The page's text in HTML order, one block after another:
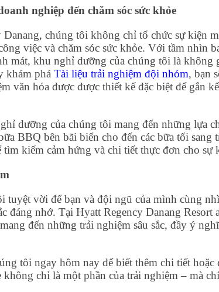
nghiệp đến chăm sóc sức khỏe
Danang, chúng tôi không chỉ tổ chức sự kiện
việc và chăm sóc sức khỏe. Với tầm nhìn
mát, khu nghỉ dưỡng của chúng tôi là không
khám phá Tài liệu trải nghiệm đội nhóm, bạn
văn hóa được được thiết kế đặc biệt để gắn
dưỡng của chúng tôi mang đến những lựa
BBQ bên bãi biển cho đến các bữa tối sang
tìm kiếm cảm hứng và chi tiết thực đơn cho sự
tuyệt vời để bạn và đội ngũ của mình cùng
đáng nhớ. Tại Hyatt Regency Danang Resort
đến những trải nghiệm sâu sắc, đầy ý
tôi ngay hôm nay để biết thêm chi tiết
không chỉ là một phần của trải nghiệm – mà